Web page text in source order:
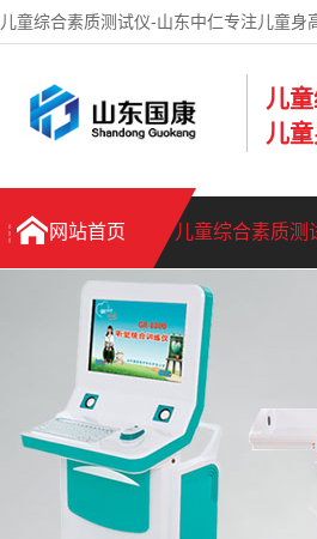
儿童综合素质测试仪-山东中仁专注儿童
儿
儿
网站首页 儿童综合素质测